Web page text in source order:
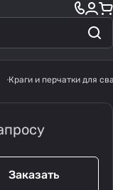
Краги и перчатки для
Заказать